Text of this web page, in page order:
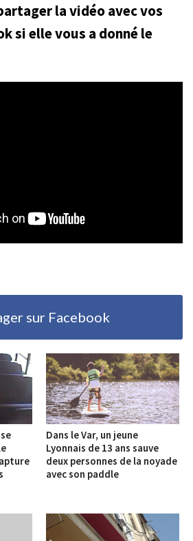
la vidéo avec vos
si elle vous a donné le
sur Facebook
Dans le Var, un jeune
Lyonnais de 13 ans sauve
deux personnes de la noyade
avec son paddle